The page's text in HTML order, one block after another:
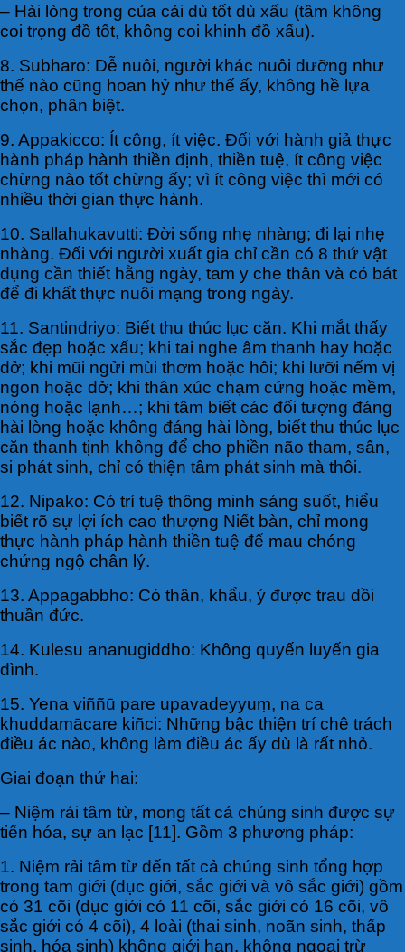
– Hài lòng trong của cải dù tốt dù xấu (tâm không
coi trọng đồ tốt, không coi khinh đồ xấu).
8. Subharo: Dễ nuôi, người khác nuôi dưỡng như
thế nào cũng hoan hỷ như thế ấy, không hề lựa
chọn, phân biệt.
9. Appakicco: Ít công, ít việc. Ðối với hành giả thực
hành pháp hành thiền định, thiền tuệ, ít công việc
chừng nào tốt chừng ấy; vì ít công việc thì mới có
nhiều thời gian thực hành.
10. Sallahukavutti: Đời sống nhẹ nhàng; đi lại nhẹ
nhàng. Đối với người xuất gia chỉ cần có 8 thứ vật
dụng cần thiết hằng ngày, tam y che thân và có bát
để đi khất thực nuôi mạng trong ngày.
11. Santindriyo: Biết thu thúc lục căn. Khi mắt thấy
sắc đẹp hoặc xấu; khi tai nghe âm thanh hay hoặc
dở; khi mũi ngửi mùi thơm hoặc hôi; khi lưỡi nếm vị
ngon hoặc dở; khi thân xúc chạm cứng hoặc mềm,
nóng hoặc lạnh…; khi tâm biết các đối tượng đáng
hài lòng hoặc không đáng hài lòng, biết thu thúc lục
căn thanh tịnh không để cho phiền não tham, sân,
si phát sinh, chỉ có thiện tâm phát sinh mà thôi.
12. Nipako: Có trí tuệ thông minh sáng suốt, hiểu
biết rõ sự lợi ích cao thượng Niết bàn, chỉ mong
thực hành pháp hành thiền tuệ để mau chóng
chứng ngộ chân lý.
13. Appagabbho: Có thân, khẩu, ý được trau dồi
thuần đức.
14. Kulesu ananugiddho: Không quyến luyến gia
đình.
15. Yena viññū pare upavadeyyuṃ, na ca
khuddamācare kiñci: Những bậc thiện trí chê trách
điều ác nào, không làm điều ác ấy dù là rất nhỏ.
Giai đoạn thứ hai:
– Niệm rải tâm từ, mong tất cả chúng sinh được sự
tiến hóa, sự an lạc [11]. Gồm 3 phương pháp:
1. Niệm rải tâm từ đến tất cả chúng sinh tổng hợp
trong tam giới (dục giới, sắc giới và vô sắc giới) gồm
có 31 cõi (dục giới có 11 cõi, sắc giới có 16 cõi, vô
sắc giới có 4 cõi), 4 loài (thai sinh, noãn sinh, thấp
sinh, hóa sinh) không giới hạn, không ngoại trừ